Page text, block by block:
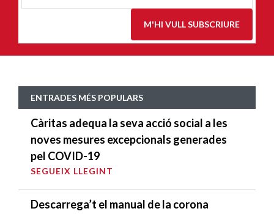
M'HI VULL SUBSCRIURE
ENTRADES MÉS POPULARS
Càritas adequa la seva acció social a les
noves mesures excepcionals generades
pel COVID-19
SEGUEIX LLEGINT
Descarrega’t el manual de la corona